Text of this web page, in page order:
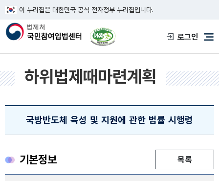
이 누리집은 대한민국 공식 전자정부 누리집입니다.
한국웹접근성인증평가원 웹접근성 사이
로그인
메
하위법제때마련계획
국방반도체 육성 및 지원에 관한 법률 시행령
기본정보 목록